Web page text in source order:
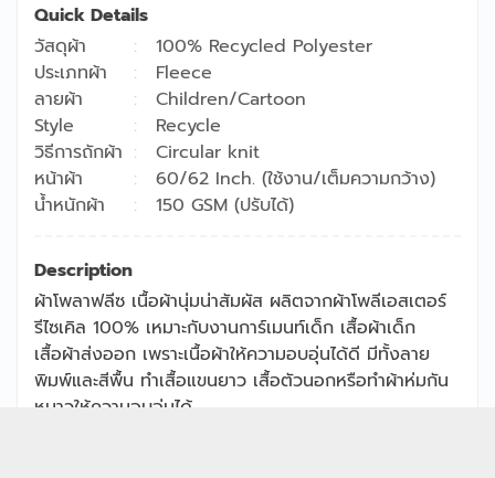
Quick Details
วัสดุผ้า
100% Recycled Polyester
ประเภทผ้า
Fleece
ลายผ้า
Children/Cartoon
Style
Recycle
วิธีการถักผ้า
Circular knit
หน้าผ้า
60/62 Inch. (ใช้งาน/เต็มความกว้าง)
น้ำหนักผ้า
150 GSM (ปรับได้)
Description
ผ้าโพลาฟลีซ เนื้อผ้านุ่มน่าสัมผัส ผลิตจากผ้าโพลีเอสเตอร์
รีไซเคิล 100% เหมาะกับงานการ์เมนท์เด็ก เสื้อผ้าเด็ก
เสื้อผ้าส่งออก เพราะเนื้อผ้าให้ความอบอุ่นได้ดี มีทั้งลาย
พิมพ์และสีพื้น ทำเสื้อแขนยาว เสื้อตัวนอกหรือทำผ้าห่มกัน
หนาวให้ความอบอุ่นได้